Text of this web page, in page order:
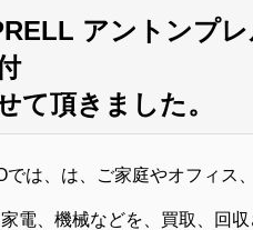
アントンプ
て頂きました。
は、は、ご家庭やオフィス
電、機械などを、買取、回収